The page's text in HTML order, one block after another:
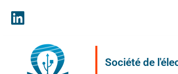
Société de